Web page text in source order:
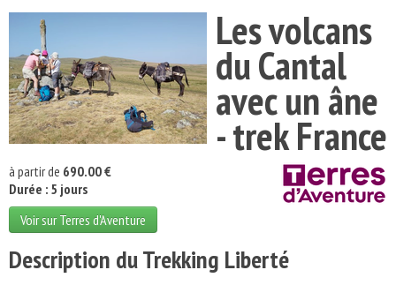
Destinations
Acteurs
Thèmes
Les volcans
du Cantal
avec un âne
- trek France
à partir de 690.00 €
Durée : 5 jours
Voir sur Terres d'Aventure
Description du Trekking Liberté